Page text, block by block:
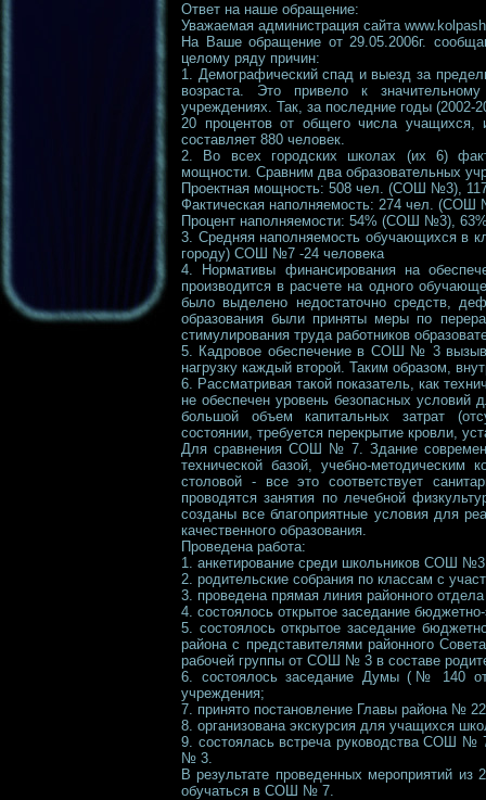
Ответ на наше обращение:
Уважаемая администрация сайта
На Ваше обращение от 29.05.2006г.
целому ряду причин:
1. Демографический спад и выезд за
возраста. Это привело к
учреждениях. Так, за последние годы (2002-
20 процентов от общего числа
составляет 880 человек.
2. Во всех городских школах (их 6)
мощности. Сравним два образовательных
Проектная мощность: 508 чел. (СОШ №3),
Фактическая наполняемость: 274 чел.
Процент наполняемости: 54% (СОШ №3),
3. Средняя наполняемость обучающихся в
городу) СОШ №7 -24 человека
4. Нормативы финансирования на
производится в расчете на одного
было выделено недостаточно средств,
образования были приняты меры по
стимулирования труда работников
5. Кадровое обеспечение в СОШ № 3
нагрузку каждый второй. Таким образом,
6. Рассматривая такой показатель, как
не обеспечен уровень безопасных условий
большой объем капитальных затрат
состоянии, требуется перекрытие кровли,
Для сравнения СОШ № 7. Здание
технической базой, учебно-
столовой - все это соответствует
проводятся занятия по лечебной
созданы все благоприятные условия для
качественного образования.
Проведена работа:
1. анкетирование среди школьников СОШ
2. родительские собрания по классам с
3. проведена прямая линия районного
4. состоялось открытое заседание
5. состоялось открытое заседание
района с представителями районного
рабочей группы от СОШ № 3 в составе
6. состоялось заседание Думы (№ 140 от
учреждения;
7. принято постановление Главы района №
8. организована экскурсия для
9. состоялась встреча руководства СОШ
№ 3.
В результате проведенных мероприятий
обучаться в СОШ № 7.